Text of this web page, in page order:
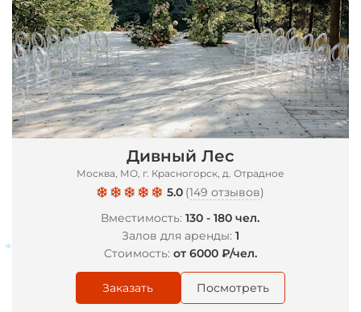
Дивный Лес
Москва, МО, г. Красногорск, д. Отрадное
5.0 (149 отзывов)
Вместимость:130 - 180 чел.
Залов для аренды: 1
Стоимость: от 6000 ₽/чел.
Заказать Посмотреть